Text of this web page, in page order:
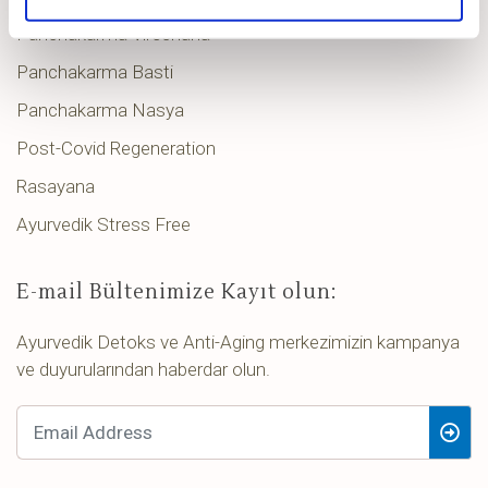
Panchakarma Virechana
Panchakarma Basti
Panchakarma Nasya
Post-Covid Regeneration
Rasayana
Ayurvedik Stress Free
E-mail Bültenimize Kayıt olun:
Ayurvedik Detoks ve Anti-Aging merkezimizin kampanya
ve duyurularından haberdar olun.